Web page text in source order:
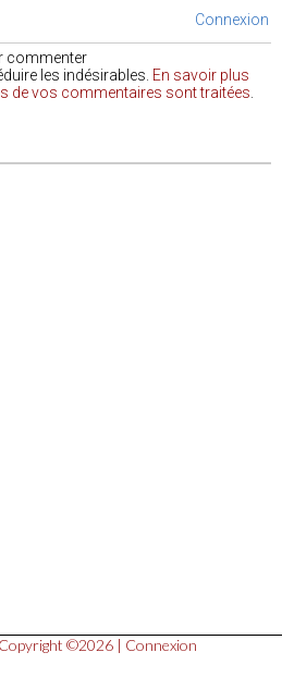
Connexion
commenter
les indésirables. En savoir plus
de vos commentaires sont traitées
Copyright ©2026 | Connexion